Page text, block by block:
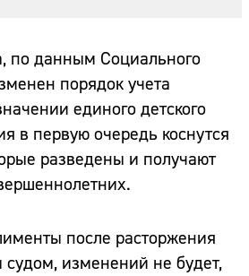
по данным Социального
порядок учета
единого детского
в первую очередь коснутся
разведены и получают
после расторжения
судом, изменений не будет,